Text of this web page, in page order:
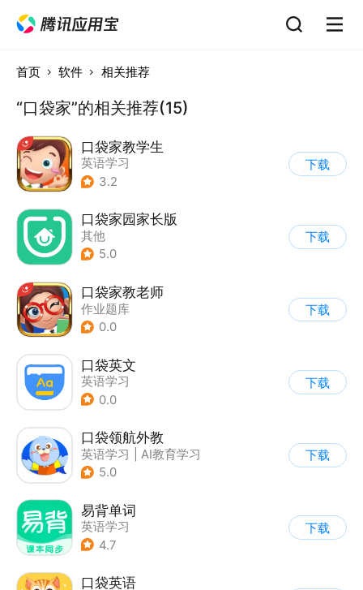
首页 软件 相关推荐
“口袋家”的相关推荐(15)
口袋家教学生
英语学习
3.2
下载
口袋家园家长版
其他
5.0
下载
口袋家教老师
作业题库
0.0
下载
口袋英文
英语学习
0.0
下载
口袋领航外教
英语学习
AI教育学习
5.0
下载
易背单词
英语学习
4.7
下载
口袋英语